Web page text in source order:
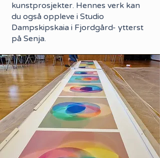
kunstprosjekter. Hennes verk kan
du også oppleve i Studio
Dampskipskaia i Fjordgård- ytterst
på Senja.